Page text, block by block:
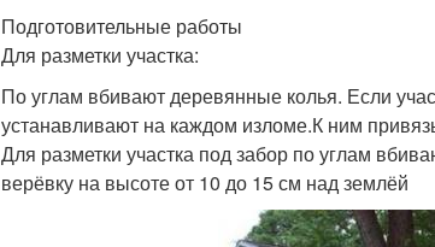
Подготовительные работы
Для разметки участка:
По углам вбивают деревянные колья. Если
устанавливают на каждом изломе.К ним
Для разметки участка под забор по углам
верёвку на высоте от 10 до 15 см над землёй